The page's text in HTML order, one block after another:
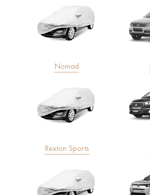
Nomad
Rexton Sports